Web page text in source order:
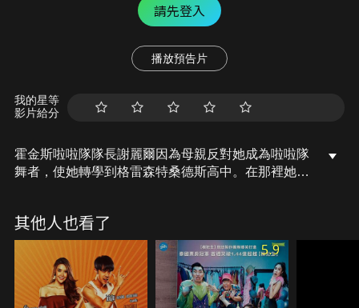
請先登入
播放預告片
我的星等
影片給分
霍金斯啦啦隊隊長謝麗爾因為母親反對她成為啦啦隊
舞者，使她轉學到格雷森特桑德斯高中。在那裡她遇
這兩位死對頭，最終是否能發展成戀人？
其他人也看了
5.9